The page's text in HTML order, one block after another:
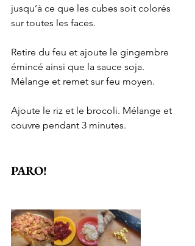
jusqu’à ce que les cubes soit colorés
sur toutes les faces.
Retire du feu et ajoute le gingembre
émincé ainsi que la sauce soja.
Mélange et remet sur feu moyen.
Ajoute le riz et le brocoli. Mélange et
couvre pendant 3 minutes.
PARO!